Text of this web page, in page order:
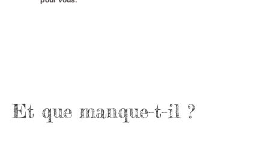
Et que manque-t-il ?